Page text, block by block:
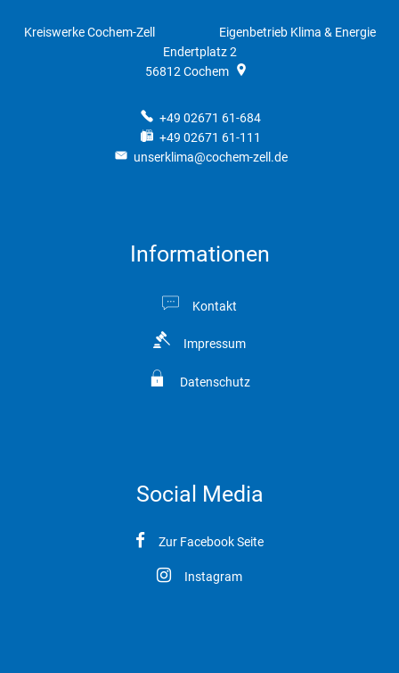
Kreiswerke Cochem-Zell Eigenbetrieb Klima & Energie
Endertplatz 2
56812 Cochem
+49 02671 61-684
+49 02671 61-111
unserklima@cochem-zell.de
Informationen
Kontakt
Impressum
Datenschutz
Social Media
Zur Facebook Seite
Instagram